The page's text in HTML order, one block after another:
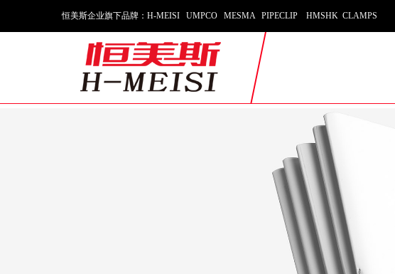
恒美斯企业旗下品牌：H-MEISI UMPCO MESMA PIPECLIP HMSHK CLAMPS